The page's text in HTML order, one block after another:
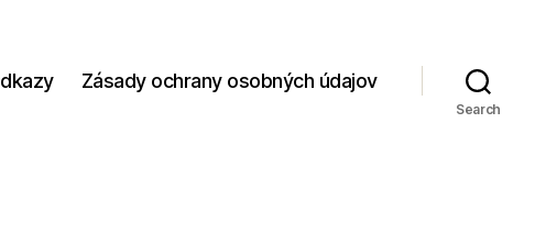
Zásady ochrany osobných údajov
Search